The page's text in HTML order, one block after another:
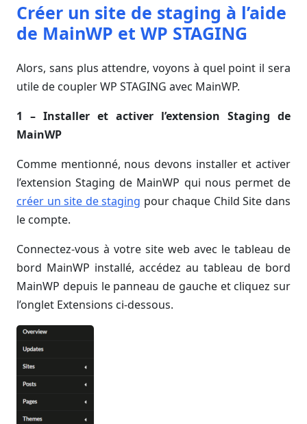
Créer un site de staging à l’aide
de MainWP et WP STAGING
Alors, sans plus attendre, voyons à quel point il sera
utile de coupler WP STAGING avec MainWP.
1 – Installer et activer l’extension Staging de
MainWP
Comme mentionné, nous devons installer et activer
l’extension Staging de MainWP qui nous permet de
créer un site de staging pour chaque Child Site dans
le compte.
Connectez-vous à votre site web avec le tableau de
bord MainWP installé, accédez au tableau de bord
MainWP depuis le panneau de gauche et cliquez sur
l’onglet Extensions ci-dessous.